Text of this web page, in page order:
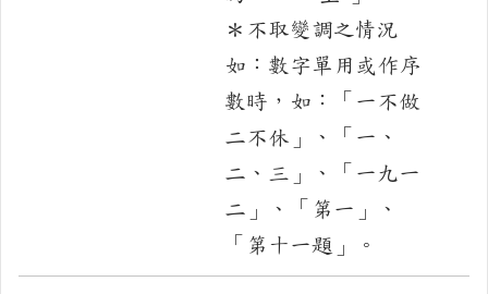
＊不取變調之情況
如：數字單用或作序
數時，如：「一不做
二不休」、「一、
二、三」、「一九一
二」、「第一」、
「第十一題」。